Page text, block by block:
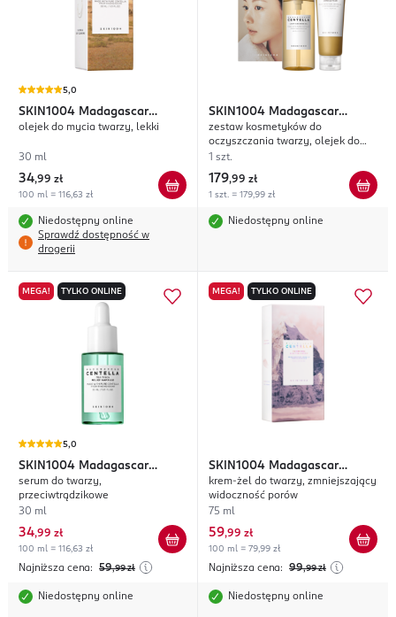
5,0
SKIN1004 Madagascar
Centella
olejek do mycia twarzy, lekki
30 ml
34,99 zł
100 ml = 116,63 zł
Niedostępny online
Sprawdź dostępność w
drogerii
SKIN1004 Madagascar
Centella
zestaw kosmetyków do
oczyszczania twarzy, olejek do
demakijażu 200ml + pianka do
1 szt.
179,99 zł
1 szt. = 179,99 zł
Niedostępny online
MEGA! TYLKO ONLINE
5,0
SKIN1004 Madagascar
Centella Tea-Trica
serum do twarzy,
przeciwtrądzikowe
30 ml
34,99 zł
100 ml = 116,63 zł
Najniższa cena: 59,99 zł
Niedostępny online
MEGA! TYLKO ONLINE
SKIN1004 Madagascar
Centella Poremizing
krem-żel do twarzy, zmniejszający
widoczność porów
75 ml
59,99 zł
100 ml = 79,99 zł
Najniższa cena: 99,99 zł
Niedostępny online